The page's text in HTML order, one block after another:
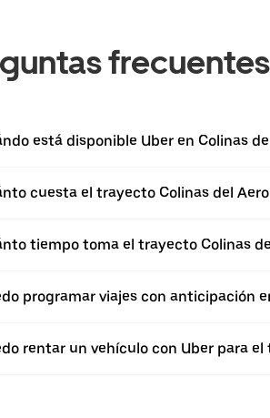
frecuentes
está disponible Uber en Colinas
cuesta el trayecto Colinas del
tiempo toma el trayecto Colinas
programar viajes con anticipación
rentar un vehículo con Uber para